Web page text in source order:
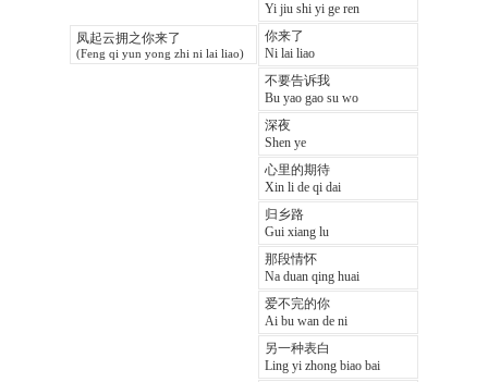
Yi jiu shi yi ge ren
凤起云拥之你来了
(Feng qi yun yong zhi ni lai liao)
你来了
Ni lai liao
不要告诉我
Bu yao gao su wo
深夜
Shen ye
心里的期待
Xin li de qi dai
归乡路
Gui xiang lu
那段情怀
Na duan qing huai
爱不完的你
Ai bu wan de ni
另一种表白
Ling yi zhong biao bai